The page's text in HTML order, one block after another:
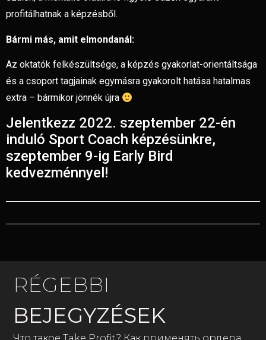
profitálhatnak a képzésből.
Bármi más, amit elmondanál:
Az oktatók felkészültsége, a képzés gyakorlat-orientáltsága
és a csoport tagjainak egymásra gyakorolt hatása hatalmas
extra – bármikor jönnék újra
Jelentkezz 2022. szeptember 22-én
induló Sport Coach képzésünkre,
szeptember 9-ig Early Bird
kedvezménnyel!
RÉGEBBI
BEJEGYZÉSEK